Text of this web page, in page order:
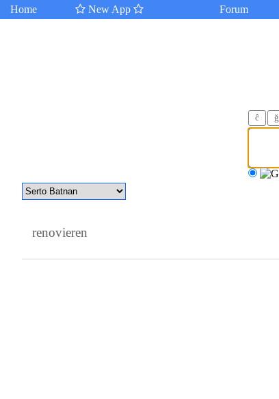
Home New App Forum
ĉ ğ
renovieren